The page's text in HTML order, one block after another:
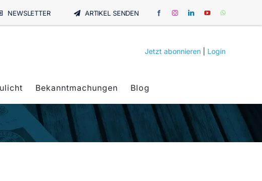
NEWSLETTER ARTIKEL SENDEN
Jetzt abonnieren Login
Bekanntmachungen Blog